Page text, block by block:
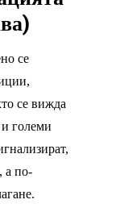
се
се вижда
големи
а по-